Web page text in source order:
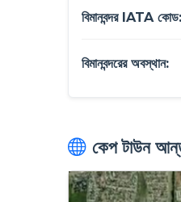
বিমানবন্দর IATA কোড:
বিমানবন্দরের অবস্থান:
কেপ টাউন